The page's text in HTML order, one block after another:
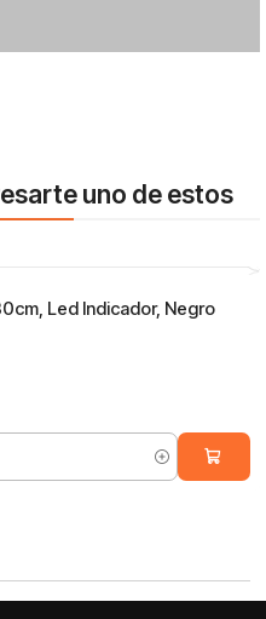
uno de estos
Led Indicador, Negro